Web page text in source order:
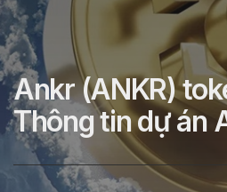
Ankr (ANKR)
Thông tin dự án